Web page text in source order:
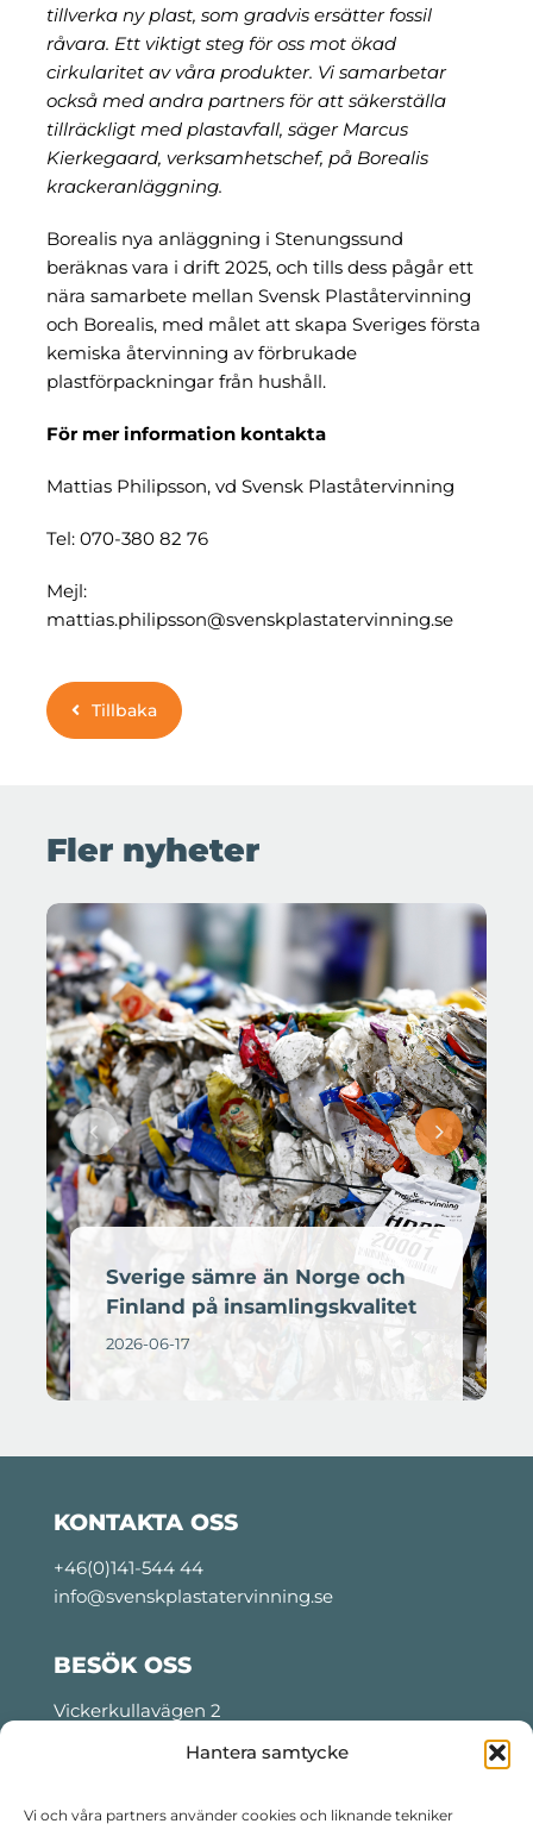
Hantera samtycke
Vi och våra partners använder cookies och liknande tekniker
tillverka ny plast, som gradvis ersätter fossil
råvara. Ett viktigt steg för oss mot ökad
cirkularitet av våra produkter. Vi samarbetar
också med andra partners för att säkerställa
tillräckligt med plastavfall, säger Marcus
Kierkegaard, verksamhetschef, på Borealis
krackeranläggning.
Borealis nya anläggning i Stenungssund
beräknas vara i drift 2025, och tills dess pågår ett
nära samarbete mellan Svensk Plaståtervinning
och Borealis, med målet att skapa Sveriges första
kemiska återvinning av förbrukade
plastförpackningar från hushåll.
För mer information kontakta
Mattias Philipsson, vd Svensk Plaståtervinning
Tel: 070-380 82 76
Mejl:
mattias.philipsson@svenskplastatervinning.se
Tillbaka
Fler nyheter
Sverige sämre än Norge och
Finland på insamlingskvalitet
2026-06-17
KONTAKTA OSS
+46(0)141-544 44
info@svenskplastatervinning.se
BESÖK OSS
Vickerkullavägen 2
Måndag- torsdag: 06:00 – 22:30